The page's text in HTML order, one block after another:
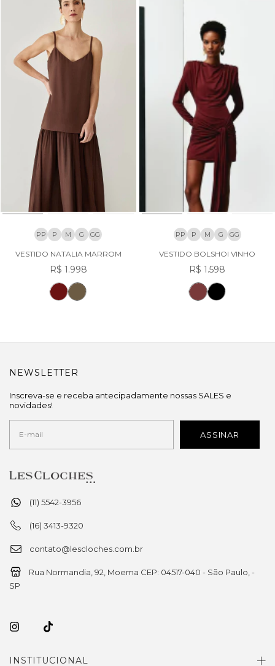
PP P M G GG
VESTIDO NATALIA MARROM
R$ 1.998
PP P M G GG
VESTIDO BOLSHOI VINHO
R$ 1.598
(11) 5542-3956
(16) 3413-9320
contato@lescloches.com.br
Rua Normandia, 92, Moema CEP: 04517-040 - São Paulo, -
SP
INSTITUCIONAL
NEWSLETTER
Inscreva-se e receba antecipadamente nossas SALES e
novidades!